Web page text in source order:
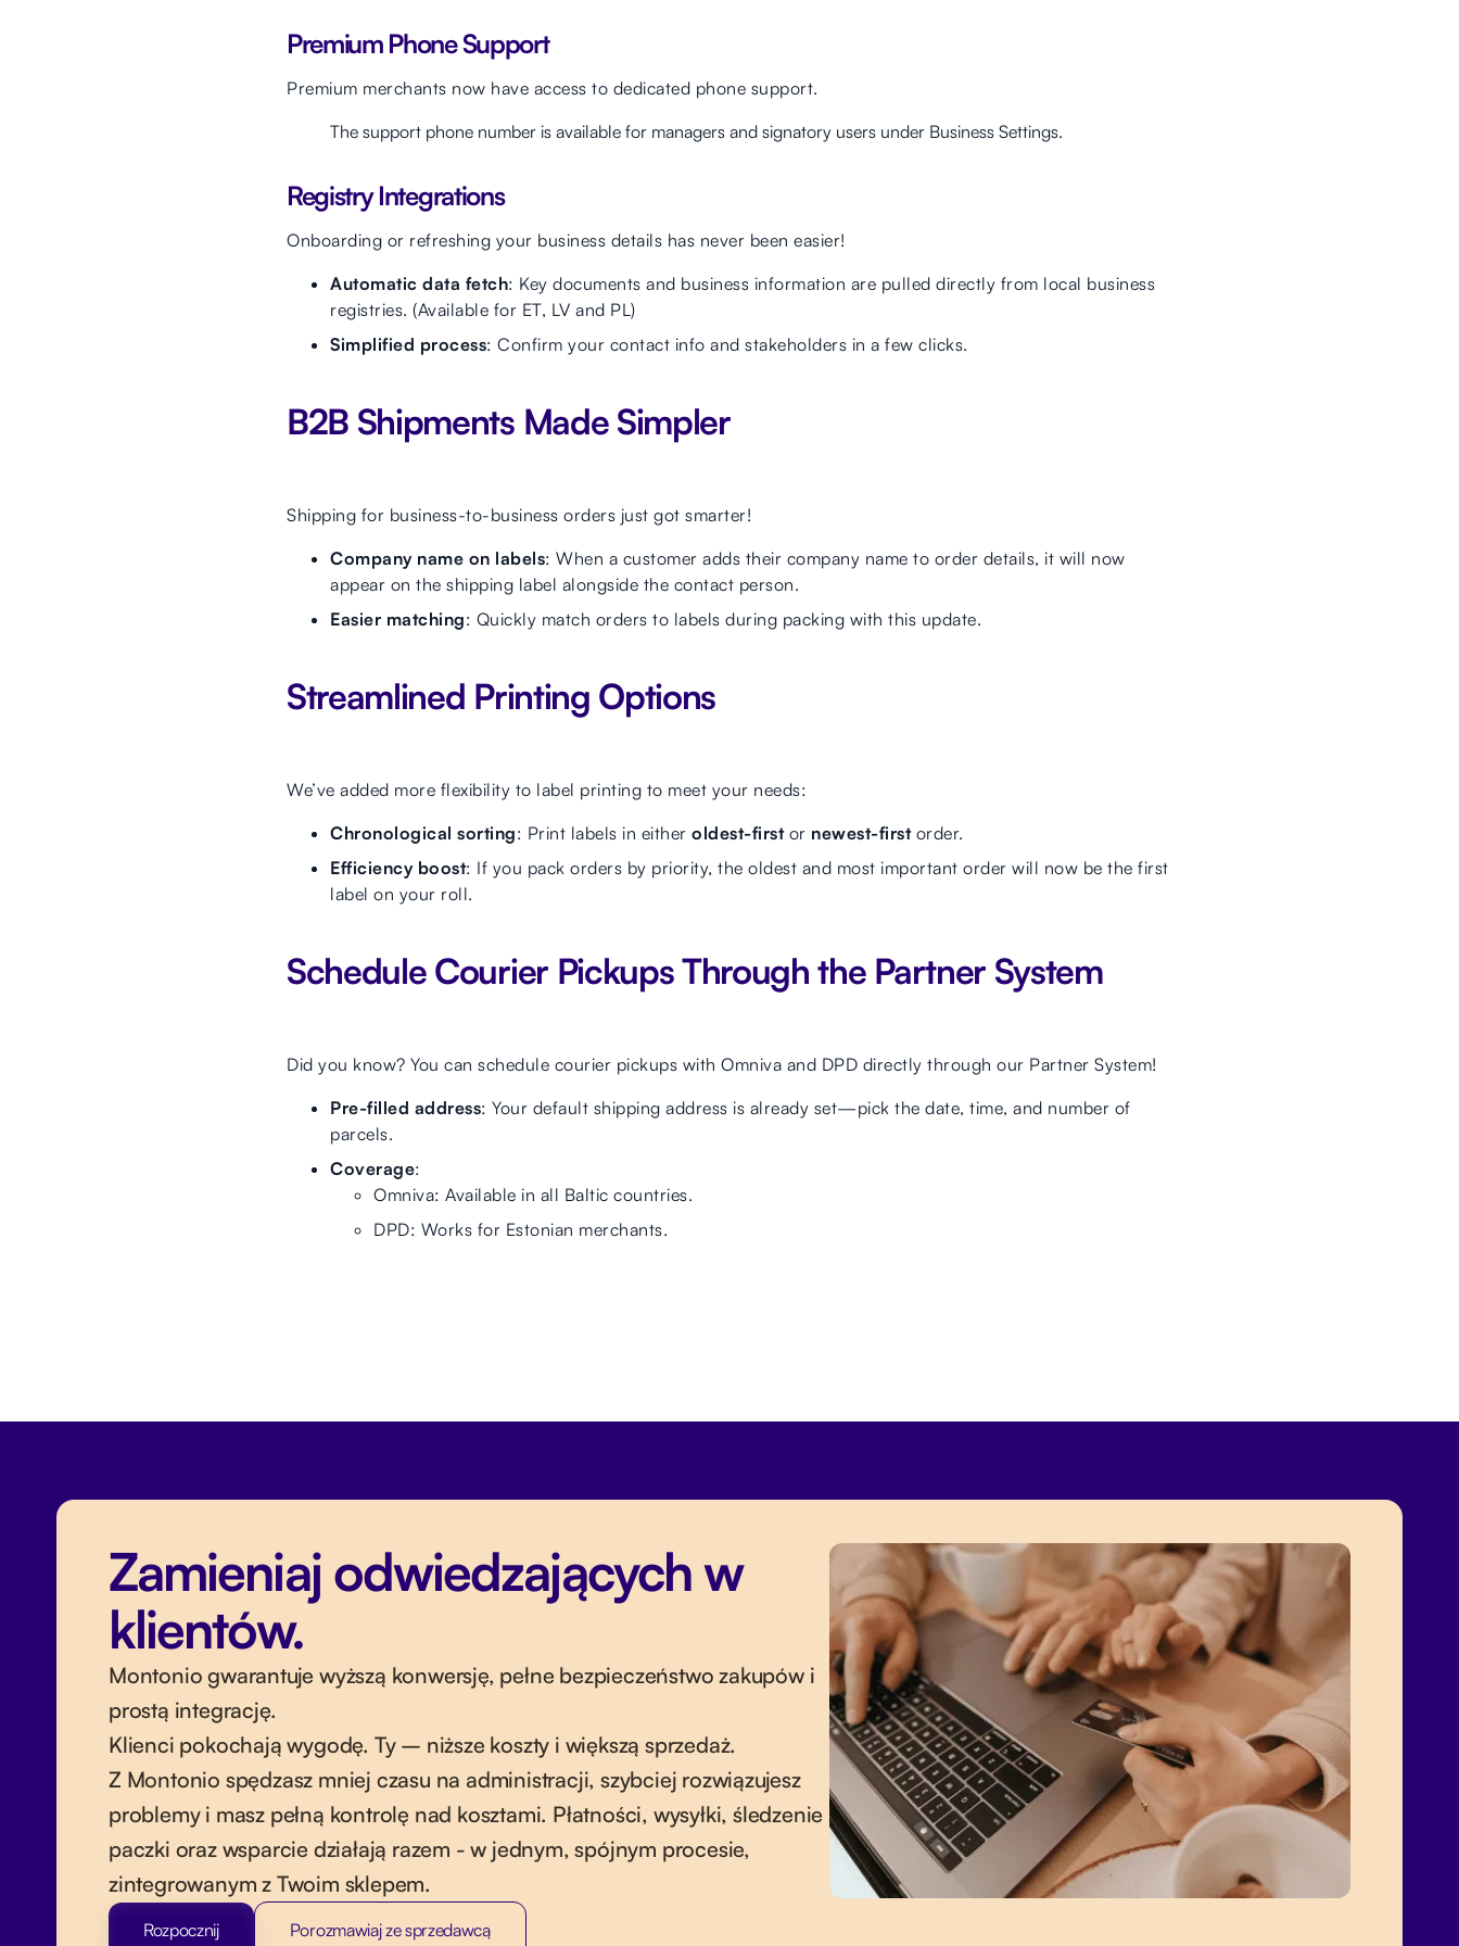
Premium Phone Support
Premium merchants now have access to dedicated phone support.
The support phone number is available for managers and signatory users under Business Settings.
Registry Integrations
Onboarding or refreshing your business details has never been easier!
Automatic data fetch: Key documents and business information are pulled directly from local business
registries. (Available for ET, LV and PL)
Simplified process: Confirm your contact info and stakeholders in a few clicks.
B2B Shipments Made Simpler
Shipping for business-to-business orders just got smarter!
Company name on labels: When a customer adds their company name to order details, it will now
appear on the shipping label alongside the contact person.
Easier matching: Quickly match orders to labels during packing with this update.
Streamlined Printing Options
We’ve added more flexibility to label printing to meet your needs:
Chronological sorting: Print labels in either oldest-firstor newest-firstorder.
Efficiency boost: If you pack orders by priority, the oldest and most important order will now be the first
label on your roll.
Schedule Courier Pickups Through the Partner System
Did you know? You can schedule courier pickups with Omniva and DPD directly through our Partner System!
Pre-filled address: Your default shipping address is already set—pick the date, time, and number of
parcels.
Coverage:
Omniva: Available in all Baltic countries.
DPD: Works for Estonian merchants.
Zamieniaj odwiedzających w
klientów.
Montonio gwarantuje wyższą konwersję, pełne bezpieczeństwo zakupów i
prostą integrację.
Klienci pokochają wygodę. Ty – niższe koszty i większą sprzedaż.
Z Montonio spędzasz mniej czasu na administracji, szybciej rozwiązujesz
problemy i masz pełną kontrolę nad kosztami. Płatności, wysyłki, śledzenie
paczki oraz wsparcie działają razem - w jednym, spójnym procesie,
zintegrowanym z Twoim sklepem.
Rozpocznij Porozmawiaj ze sprzedawcą